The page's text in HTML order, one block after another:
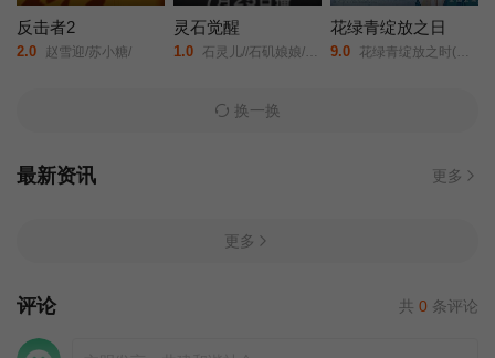
反击者2
2.0 赵雪迎/苏小糖/
灵石觉醒
1.0 石灵儿//石矶娘娘/太白金星/牛魔王/
花绿青绽放之日
9.0 花绿青绽放之时(港/台)/新的黎明/A New Dawn/Une aube nouvelle/
换一换
最新资讯 更多
更多
评论 共 0 条评论